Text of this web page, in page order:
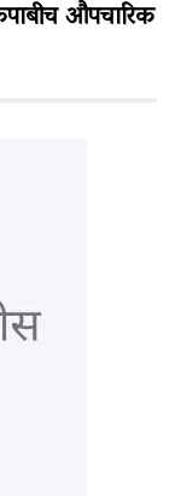
औपचारिक